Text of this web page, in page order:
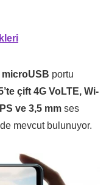
microUSB portu
çift 4G VoLTE, Wi-
ve 3,5 mm ses
mevcut bulunuyor.